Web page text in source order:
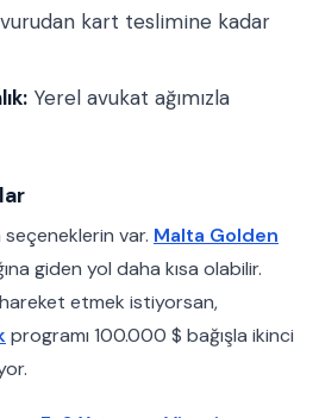
kart teslimine kadar
Yerel avukat ağımızla
seçeneklerin var. Malta Golden
giden yol daha kısa olabilir.
etmek istiyorsan,
programı 100.000 $ bağışla ikinci